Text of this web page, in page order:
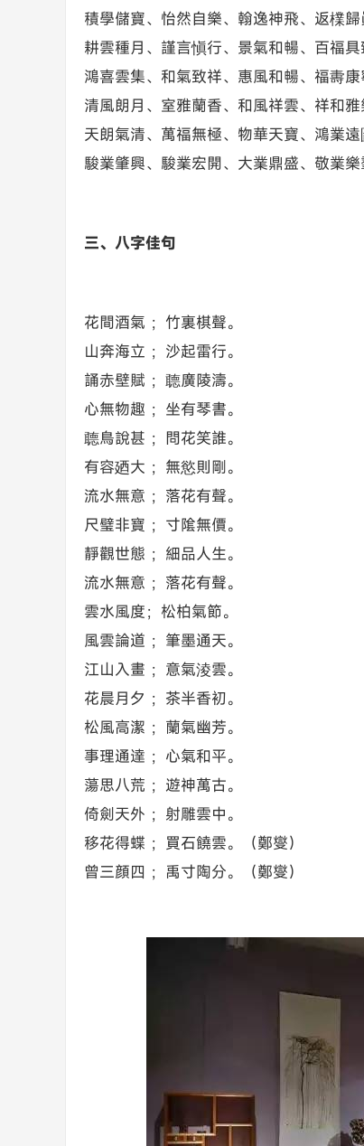
積學儲寶、怡然自樂、翰逸神飛、返檏歸
耕雲種月、謹言愼行、景氣和暢、百福具
鴻喜雲集、和氣致祥、惠風和暢、福夀康
清風朗月、室雅蘭香、和風祥雲、祥和雅
天朗氣清、萬福無極、物華天寶、鴻業遠
駿業肇興、駿業宏開、大業鼎盛、敬業樂
三、八字佳句
花間酒氣 ；竹裏棋聲。
山奔海立 ；沙起雷行。
誦赤壁賦 ；聼廣陵濤。
心無物趣 ；坐有琴書。
聼鳥說甚 ；問花笑誰。
有容廼大 ；無慾則剛。
流水無意 ；落花有聲。
尺璧非寶 ；寸隂無價。
靜觀世態 ；細品人生。
流水無意 ；落花有聲。
雲水風度；松柏氣節。
風雲論道 ；筆墨通天。
江山入畫 ；意氣淩雲。
花晨月夕 ；茶半香初。
松風高潔 ；蘭氣幽芳。
事理通達 ；心氣和平。
蕩思八荒 ；遊神萬古。
倚劍天外 ；射雕雲中。
移花得蝶 ；買石饒雲。（鄭燮）
曾三顔四 ；禹寸陶分。（鄭燮）